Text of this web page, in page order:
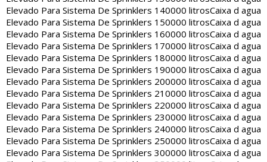
Elevado Para Sistema De Sprinklers 140000 litrosCaixa d agua
Elevado Para Sistema De Sprinklers 150000 litrosCaixa d agua
Elevado Para Sistema De Sprinklers 160000 litrosCaixa d agua
Elevado Para Sistema De Sprinklers 170000 litrosCaixa d agua
Elevado Para Sistema De Sprinklers 180000 litrosCaixa d agua
Elevado Para Sistema De Sprinklers 190000 litrosCaixa d agua
Elevado Para Sistema De Sprinklers 200000 litrosCaixa d agua
Elevado Para Sistema De Sprinklers 210000 litrosCaixa d agua
Elevado Para Sistema De Sprinklers 220000 litrosCaixa d agua
Elevado Para Sistema De Sprinklers 230000 litrosCaixa d agua
Elevado Para Sistema De Sprinklers 240000 litrosCaixa d agua
Elevado Para Sistema De Sprinklers 250000 litrosCaixa d agua
Elevado Para Sistema De Sprinklers 300000 litrosCaixa d agua